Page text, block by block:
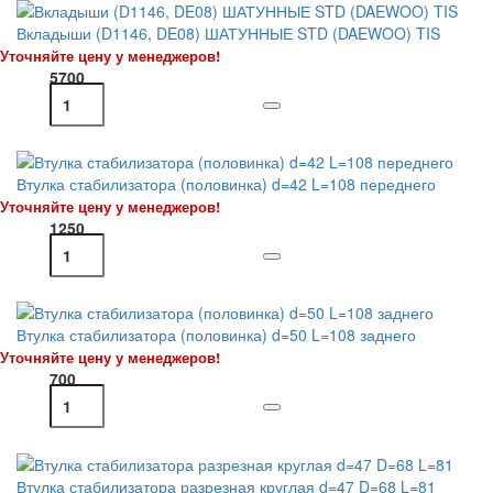
Вкладыши (D1146, DE08) ШАТУННЫЕ STD (DAEWOO) TIS
Уточняйте цену у менеджеров!
5700
Втулка стабилизатора (половинка) d=42 L=108 переднего
Уточняйте цену у менеджеров!
1250
Втулка стабилизатора (половинка) d=50 L=108 заднего
Уточняйте цену у менеджеров!
700
Втулка стабилизатора разрезная круглая d=47 D=68 L=81